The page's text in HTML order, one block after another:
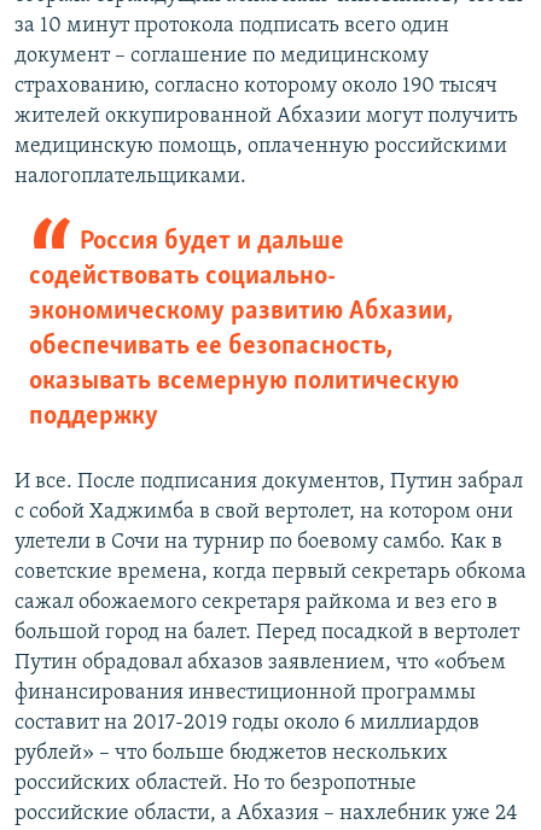
за 10 минут протокола подписать всего один
документ – соглашение по медицинскому
страхованию, согласно которому около 190 тысяч
жителей оккупированной Абхазии могут получить
медицинскую помощь, оплаченную российскими
налогоплательщиками.
Россия будет и дальше
содействовать социально-
экономическому развитию Абхазии,
обеспечивать ее безопасность,
оказывать всемерную политическую
поддержку
И все. После подписания документов, Путин забрал
с собой Хаджимба в свой вертолет, на котором они
улетели в Сочи на турнир по боевому самбо. Как в
советские времена, когда первый секретарь обкома
сажал обожаемого секретаря райкома и вез его в
большой город на балет. Перед посадкой в вертолет
Путин обрадовал абхазов заявлением, что «объем
финансирования инвестиционной программы
составит на 2017-2019 годы около 6 миллиардов
рублей» – что больше бюджетов нескольких
российских областей. Но то безропотные
российские области, а Абхазия – нахлебник уже 24